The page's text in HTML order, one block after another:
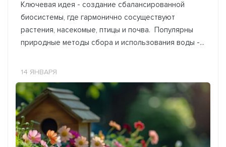
Ключевая идея - создание сбалансированной
биосистемы, где гармонично сосуществуют
растения, насекомые, птицы и почва. Популярны
природные методы сбора и использования воды -...
14 ЯНВАРЯ